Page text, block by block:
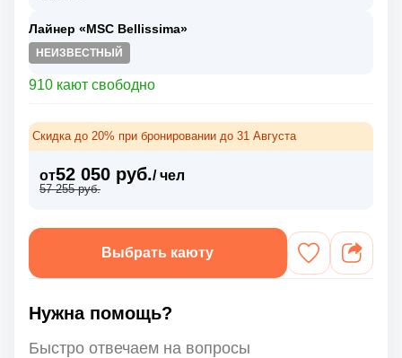
Лайнер «MSC Bellissima»
НЕИЗВЕСТНЫЙ
910 кают свободно
Скидка до 20% при бронировании до 31 Августа
от52 050 руб./ чел
57 255 руб.
Выбрать каюту
Нужна помощь?
Быстро отвечаем на вопросы